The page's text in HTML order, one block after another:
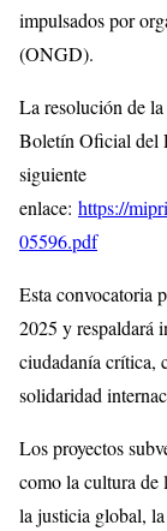
impulsados por
(ONGD).
La resolución de
Boletín Oficial del
siguiente
enlace: https://
05596.pdf
Esta convocatoria
2025 y respaldará
ciudadanía crítica,
solidaridad
Los proyectos
como la cultura de
la justicia global,